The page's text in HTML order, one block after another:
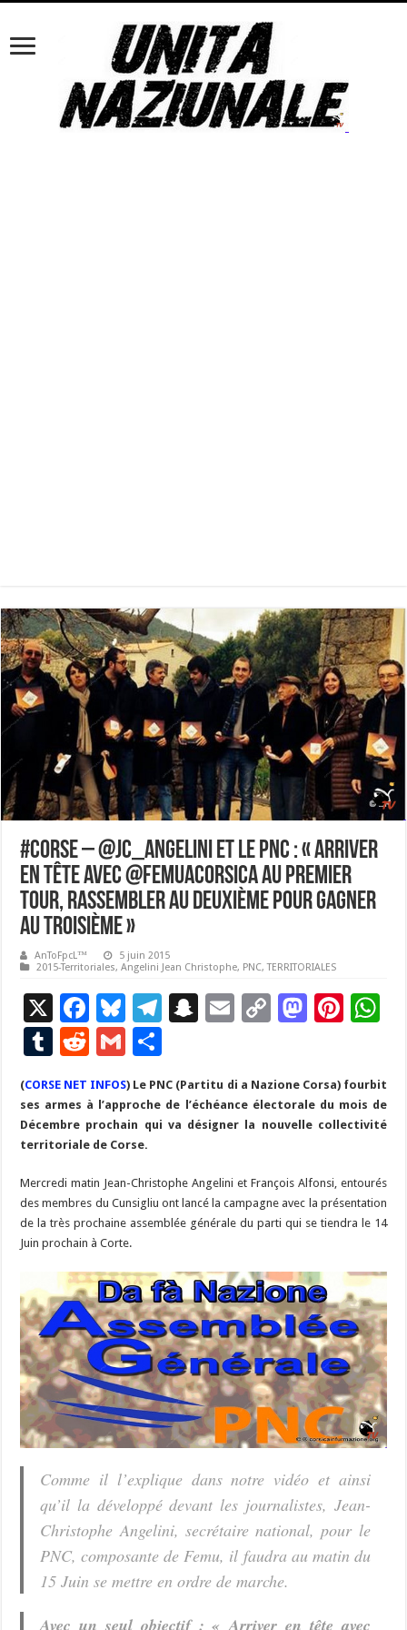
#Corse – @JC_Angelini et le PNC : « Arriver
en tête avec @FemuACorsica au premier
tour, rassembler au deuxième pour gagner
au troisième »
AnToFpcL™
5 juin 2015
2015-Territoriales,Angelini Jean Christophe, PNC,TERRITORIALES
X
F
ac
e
b
o
o
k
Bl
u
es
ky
T
gr
a
S
p
c
at
E
l
C
y
Li
k
M
d
o
Pi
es
t
p
T
m
bl
r
R
d
di
t
G
ai
l
ta
g
(CORSE NET INFOS) Le PNC (Partitu di a Nazione Corsa) fourbit
ses armes à l’approche de l’échéance électorale du mois de
Décembre prochain qui va désigner la nouvelle collectivité
territoriale de Corse.
Mercredi matin Jean-Christophe Angelini et François Alfonsi, entourés
des membres du Cunsigliu ont lancé la campagne avec la présentation
de la très prochaine assemblée générale du parti qui se tiendra le 14
Juin prochain à Corte.
Comme il l’explique dans notre vidéo et ainsi
qu’il la développé devant les journalistes, Jean-
Christophe Angelini, secrétaire national, pour le
PNC, composante de Femu, il faudra au matin du
15 Juin se mettre en ordre de marche.
Avec un seul objectif : « Arriver en tête avec